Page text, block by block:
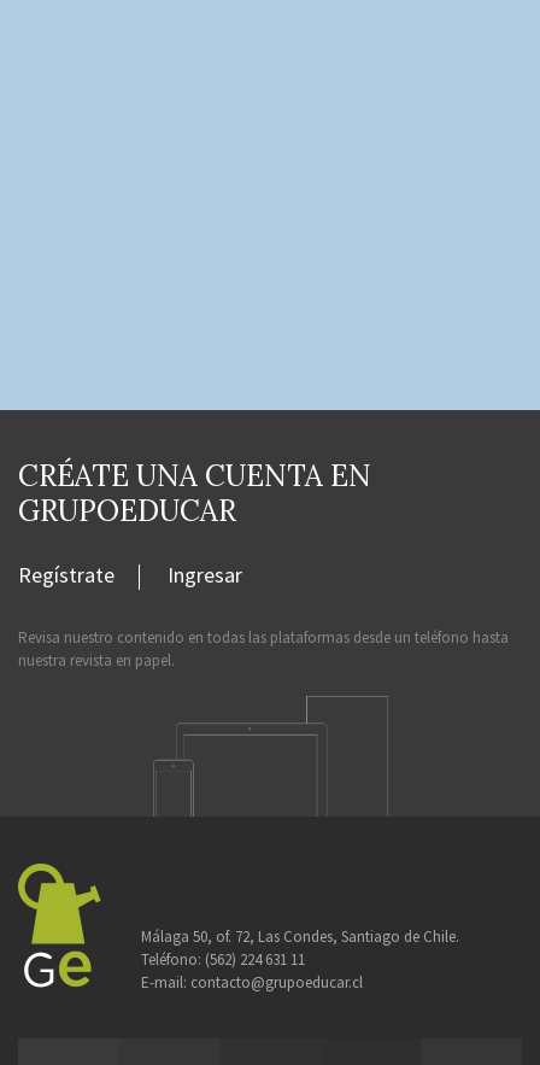
CRÉATE UNA CUENTA EN
GRUPOEDUCAR
Regístrate Ingresar
Revisa nuestro contenido en todas las plataformas desde un teléfono hasta
nuestra revista en papel.
Málaga 50, of. 72, Las Condes, Santiago de Chile.
Teléfono: (562) 224 631 11
E-mail: contacto@grupoeducar.cl